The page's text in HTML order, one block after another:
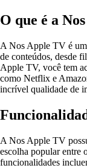
O que é a
A Nos Apple TV é um
de conteúdos, desde
Apple TV, você tem
como Netflix e
incrível qualidade de
A Nos Apple TV
escolha popular entre
funcionalidades